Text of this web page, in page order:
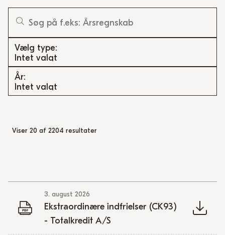
Vælg type
Intet valgt
År
Intet valgt
Viser 20 af 2204 resultater
3. august 2026
Ekstraordinære indfrielser (CK93)
- Totalkredit A/S